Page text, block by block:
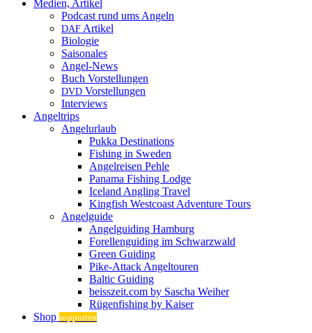
Medien, Artikel
Podcast rund ums Angeln
DAF Artikel
Biologie
Saisonales
Angel-News
Buch Vorstellungen
DVD Vorstellungen
Interviews
Angeltrips
Angelurlaub
Pukka Destinations
Fishing in Sweden
Angelreisen Pehle
Panama Fishing Lodge
Iceland Angling Travel
Kingfish Westcoast Adventure Tours
Angelguide
Angelguiding Hamburg
Forellenguiding im Schwarzwald
Green Guiding
Pike-Attack Angeltouren
Baltic Guiding
beisszeit.com by Sascha Weiher
Rügenfishing by Kaiser
Shop supporten